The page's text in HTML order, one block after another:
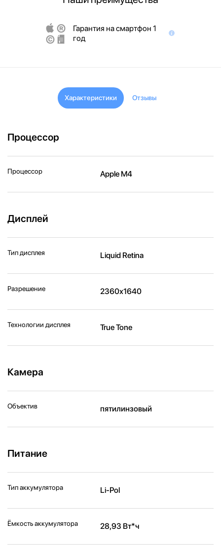
Гарантия на смартфон 1
год
Характеристики Отзывы
Процессор
Процессор Apple M4
Дисплей
Тип дисплея Liquid Retina
Разрешение 2360x1640
Технологии дисплея True Tone
Камера
Объектив пятилинзовый
Питание
Тип аккумулятора Li-Pol
Ёмкость аккумулятора 28,93 Вт*ч